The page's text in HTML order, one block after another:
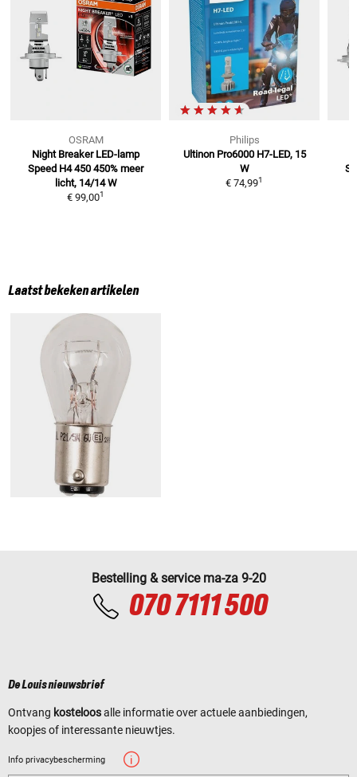
OSRAM
Night Breaker LED-lamp
Speed H4 450 450% meer
licht, 14/14 W
€ 99,001
Philips
Ultinon Pro6000 H7-LED, 15
W
€ 74,991
Laatst bekeken artikelen
Bestelling & service ma-za 9-20
070 7111 500
De Louis nieuwsbrief
Ontvang kosteloosalle informatie over actuele aanbiedingen,
koopjes of interessante nieuwtjes.
Info privacybescherming